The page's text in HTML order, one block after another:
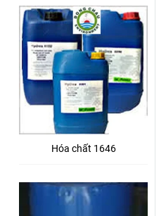
Hóa chất 1646